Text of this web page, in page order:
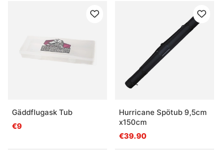
Gäddflugask Tub
€9
Hurricane Spötub 9,5cm
x150cm
€39.90